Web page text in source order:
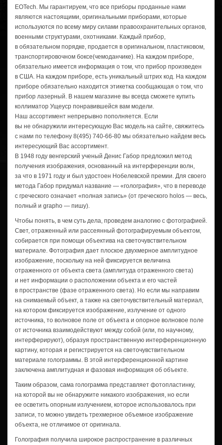
EOTech. Мы гарантируем, что все приборы проданные нами
являются настоящими, оригинальными приборами, которые
используются по всему миру силами правоохранительных органов,
военными структурами, охотниками. Каждый прибор,
в обязательном порядке, продается в оригинальном, пластиковом,
транспортировочном боксе(чемоданчике). На каждом приборе,
обязательно имеется информация о том, что прибор произведен
в США. На каждом приборе, есть уникальный штрих код. На каждом
приборе обязательно находится этикетка сообщающая о том, что
прибор лазерный. В нашем магазине вы всегда сможете купить
коллиматор Ущеуср понравившейся вам модели.
Наш ассортимент непрерывно пополняется. Если
вы не обнаружили интересующую Вас модель на сайте, свяжитесь
с нами по телефону 8(495) 740-66-80 мы обязательно найдем весь
интересующий Вас ассортимент.
В 1948 году венгерский ученый Денис Габор предложил метод
получения изображения, основанный на интерференции волн,
за что в 1971 году и был удостоен Нобелевской премии. Для своего
метода Габор придумал название — «голография», что в переводе
с греческого означает «полная запись» (от греческого hоlоs — весь,
полный и grapho — пишу).
Чтобы понять, в чем суть дела, проведем аналогию с фотографией.
Свет, отраженный или рассеянный фотографируемым объектом,
собирается при помощи объектива на светочувствительном
материале. Фотография дает плоское двухмерное амплитудное
изображение, поскольку на ней фиксируется величина
отраженного от объекта света (амплитуда отраженного света)
и нет информации о расположении объекта и его частей
в пространстве (фазе отраженного света). Но если мы направим
на снимаемый объект, а также на светочувствительный материал,
на котором фиксируется изображение, излучение от одного
источника, то волновое поле от объекта и опорное волновое поле
от источника взаимодействуют между собой (или, по научному,
интерферируют), образуя пространственную интерференционную
картину, которая и регистрируется на светочувствительном
материале голограммы. В этой интерференционной картине
заключена амплитудная и фазовая информация об объекте.
Таким образом, сама голограмма представляет фотопластинку,
на которой вы не обнаружите никакого изображения, но если
ее осветить опорным излучением, которое использовалось при
записи, то можно увидеть трехмерное объемное изображение
объекта, не отличимое от оригинала.
Голография получила широкое распространение в различных